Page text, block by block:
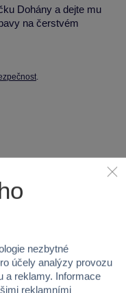
Dohány a dejte mu
na čerstvém
.
nezbytné
účely analýzy provozu
a reklamy. Informace
reklamními